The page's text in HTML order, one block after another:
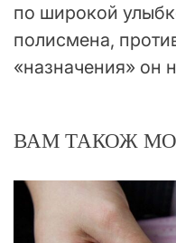
по широкой
полисмена,
«назначения» он
ВАМ ТАКОЖ